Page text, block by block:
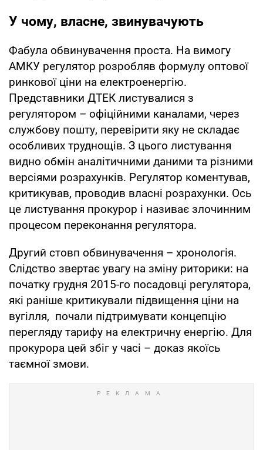
У чому, власне, звинувачують
Фабула обвинувачення проста. На вимогу
АМКУ регулятор розробляв формулу оптової
ринкової ціни на електроенергію.
Представники ДТЕК листувалися з
регулятором – офіційними каналами, через
службову пошту, перевірити яку не складає
особливих труднощів. З цього листування
видно обмін аналітичними даними та різними
версіями розрахунків. Регулятор коментував,
критикував, проводив власні розрахунки. Ось
це листування прокурор і називає злочинним
процесом переконання регулятора.
Другий стовп обвинувачення – хронологія.
Слідство звертає увагу на зміну риторики: на
початку грудня 2015-го посадовці регулятора,
які раніше критикували підвищення ціни на
вугілля, почали підтримувати концепцію
перегляду тарифу на електричну енергію. Для
прокурора цей збіг у часі – доказ якоїсь
таємної змови.